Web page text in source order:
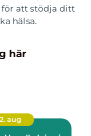
att stödja ditt
hälsa.
här
aug